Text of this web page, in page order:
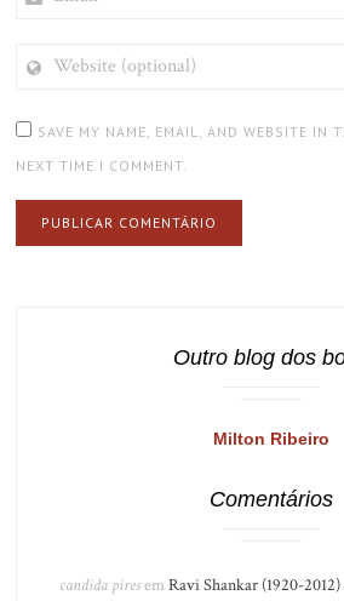
(OPTIONAL)
SAVE MY NAME, EMAIL, AND WEBSITE IN
NEXT TIME I COMMENT.
Outro blog dos
Milton Ribeiro
Comentários
candida piresem Ravi Shankar (1920-